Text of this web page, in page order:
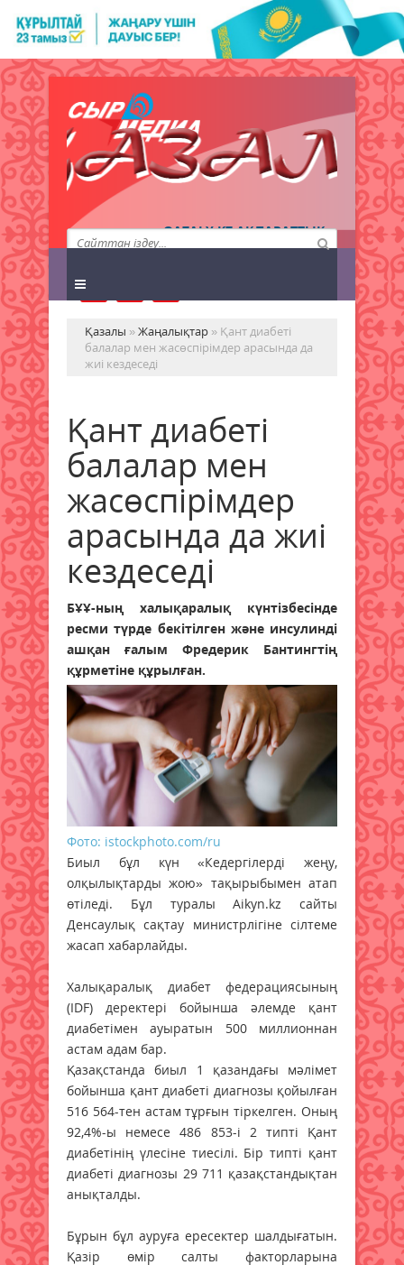
QAZALY.KZ АҚПАРАТТЫҚ
АГЕНТТІГІ
Қазалы »Жаңалықтар » Қант диабеті
балалар мен жасөспірімдер арасында да
жиі кездеседі
Қант диабеті
балалар мен
жасөспірімдер
арасында да жиі
кездеседі
БҰҰ-ның халықаралық күнтізбесінде
ресми түрде бекітілген және инсулинді
ашқан ғалым Фредерик Бантингтің
құрметіне құрылған.
Фото: istockphoto.com/ru
Биыл бұл күн «Кедергілерді жеңу,
олқылықтарды жою» тақырыбымен атап
өтіледі. Бұл туралы Aikyn.kz сайты
Денсаулық сақтау министрлігіне сілтеме
жасап хабарлайды.
Халықаралық диабет федерациясының
(IDF) деректері бойынша әлемде қант
диабетімен ауыратын 500 миллионнан
астам адам бар.
Қазақстанда биыл 1 қазандағы мәлімет
бойынша қант диабеті диагнозы қойылған
516 564-тен астам тұрғын тіркелген. Оның
92,4%-ы немесе 486 853-і 2 типті Қант
диабетінің үлесіне тиесілі. Бір типті қант
диабеті диагнозы 29 711 қазақстандықтан
анықталды.
Бұрын бұл ауруға ересектер шалдығатын.
Қазір өмір салты факторларына